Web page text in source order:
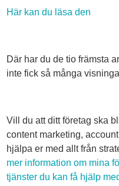
Här kan du läsa den
Där har du de tio främsta
inte fick så många
Vill du att ditt företag ska
content marketing,
hjälpa er med allt från
mer information om mina
tjänster du kan få hjälp